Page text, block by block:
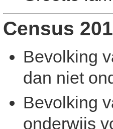
Census
Bevolking
dan niet
Bevolking
onderwijs